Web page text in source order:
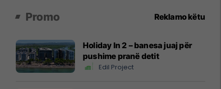
Promo Reklamo këtu
Holiday In 2 – banesa juaj për
pushime pranë detit
Edil Project